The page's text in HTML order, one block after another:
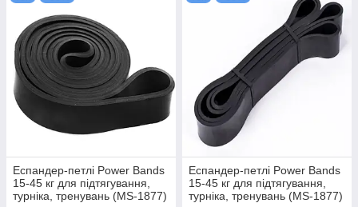
Еспандер-петлі Power Bands
15-45 кг для підтягування,
турніка, тренувань (MS-1877)
Еспандер-петлі Power Bands
15-45 кг для підтягування,
турніка, тренувань (MS-1877)